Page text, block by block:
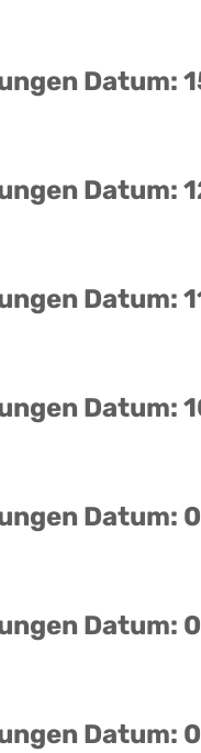
Datum:
Datum:
Datum:
Datum:
Datum:
Datum:
Datum: